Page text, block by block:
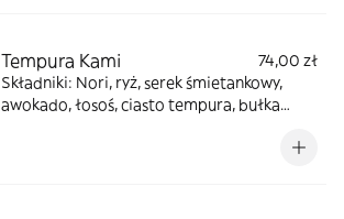
Tempura Kami
74,00 zł
Składniki: Nori, ryż, serek śmietankowy,
awokado, łosoś, ciasto tempura, bułka